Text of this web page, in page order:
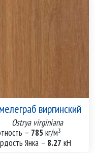
виргинский
Ostrya virginiana
– 785 кг/м³
Янка – 8.27 кН